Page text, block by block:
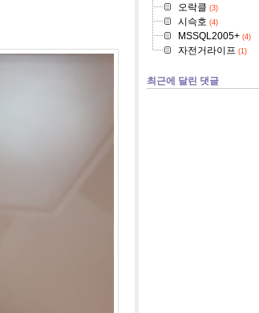
오락클 (3)
시슥호 (4)
MSSQL2005+(4)
자전거라이프 (1)
최근에 달린 댓글